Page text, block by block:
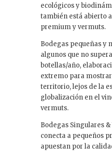
ecológicos y
también está abierto
premium y vermuts.
Bodegas pequeñas y
algunos que no
botellas/año,
extremo para
territorio, lejos de la
globalización en el
vermuts.
Bodegas Singulares
conecta a pequeños
apuestan por la